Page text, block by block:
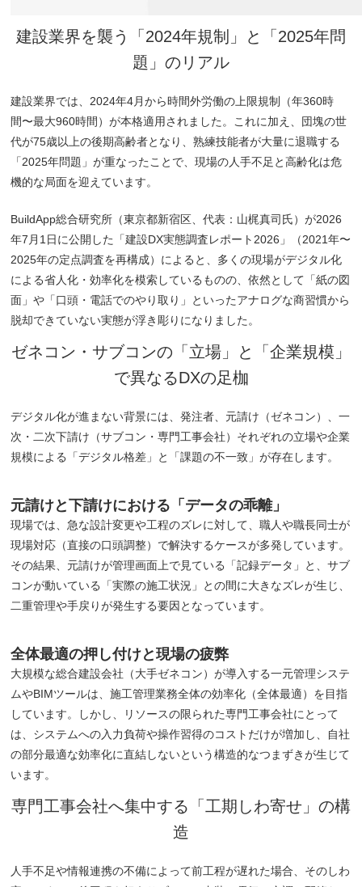
建設業界を襲う「2024年規制」と「2025年問
題」のリアル
建設業界では、2024年4月から時間外労働の上限規制（年360時
間〜最大960時間）が本格適用されました。これに加え、団塊の世
代が75歳以上の後期高齢者となり、熟練技能者が大量に退職する
「2025年問題」が重なったことで、現場の人手不足と高齢化は危
機的な局面を迎えています。
BuildApp総合研究所（東京都新宿区、代表：山梶真司氏）が2026
年7月1日に公開した「建設DX実態調査レポート2026」（2021年〜
2025年の定点調査を再構成）によると、多くの現場がデジタル化
による省人化・効率化を模索しているものの、依然として「紙の図
面」や「口頭・電話でのやり取り」といったアナログな商習慣から
脱却できていない実態が浮き彫りになりました。
ゼネコン・サブコンの「立場」と「企業規模」
で異なるDXの足枷
デジタル化が進まない背景には、発注者、元請け（ゼネコン）、一
次・二次下請け（サブコン・専門工事会社）それぞれの立場や企業
規模による「デジタル格差」と「課題の不一致」が存在します。
元請けと下請けにおける「データの乖離」
現場では、急な設計変更や工程のズレに対して、職人や職長同士が
現場対応（直接の口頭調整）で解決するケースが多発しています。
その結果、元請けが管理画面上で見ている「記録データ」と、サブ
コンが動いている「実際の施工状況」との間に大きなズレが生じ、
二重管理や手戻りが発生する要因となっています。
全体最適の押し付けと現場の疲弊
大規模な総合建設会社（大手ゼネコン）が導入する一元管理システ
ムやBIMツールは、施工管理業務全体の効率化（全体最適）を目指
しています。しかし、リソースの限られた専門工事会社にとって
は、システムへの入力負荷や操作習得のコストだけが増加し、自社
の部分最適な効率化に直結しないという構造的なつまずきが生じて
います。
専門工事会社へ集中する「工期しわ寄せ」の構
造
人手不足や情報連携の不備によって前工程が遅れた場合、そのしわ